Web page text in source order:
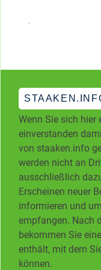
Wenn Sie sich hier
einverstanden
von staaken.info
werden nicht an
ausschließlich
Erscheinen neuer
informieren und
empfangen. Nach
bekommen Sie
enthält, mit dem
können.